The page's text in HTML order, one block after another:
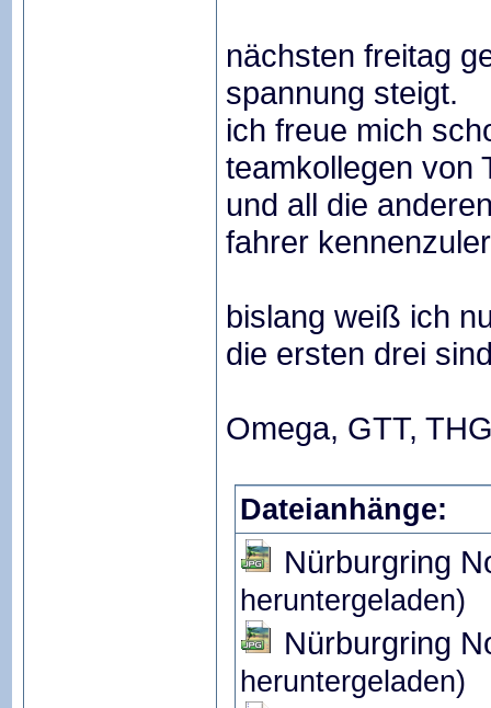
nächsten freitag
spannung steigt.
ich freue mich
teamkollegen von
und all die
fahrer
bislang weiß ich
die ersten drei
Omega, GTT,
Dateianhänge:
Nürburgring
heruntergeladen)
Nürburgring
heruntergeladen)